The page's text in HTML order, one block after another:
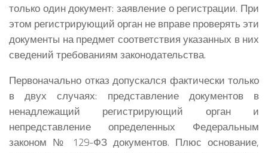
только один документ: заявление о регистрации. При
этом регистрирующий орган не вправе проверять эти
документы на предмет соответствия указанных в них
сведений требованиям законодательства.
Первоначально отказ допускался фактически только
в двух случаях: представление документов в
ненадлежащий регистрирующий орган и
непредставление определенных Федеральным
законом № 129-ФЗ документов. Плюс основание,